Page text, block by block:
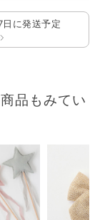
に発送予定
品もみてい